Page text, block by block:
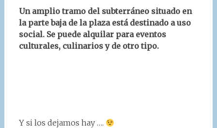
Un amplio tramo del subterráneo situado en
la parte baja de la plaza está destinado a uso
social. Se puede alquilar para eventos
culturales, culinarios y de otro tipo.
Y si los dejamos hay ….